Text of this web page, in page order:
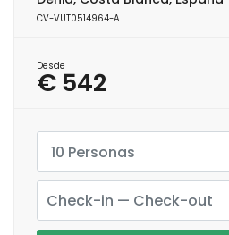
CV-VUT0514964-A
Desde
€ 542
10 Personas